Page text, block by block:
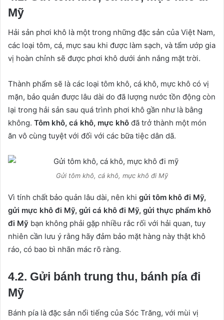
Mỹ
Hải sản phơi khô là một trong những đặc sản của Việt Nam,
các loại tôm, cá, mực sau khi được làm sạch, và tẩm ướp gia
vị hoàn chỉnh sẽ được phơi khô dưới ánh nắng mặt trời.
Thành phẩm sẽ là các loại tôm khô, cá khô, mực khô có vị
mặn, bảo quản được lâu dài do đã lượng nước tồn động còn
lại trong hải sản sau quá trình phơi khô gần như là bằng
không. Tôm khô, cá khô, mực khô đã trở thành một món
ăn vô cùng tuyệt với đối với các bữa tiệc dân dã.
Gửi tôm khô, cá khô, mực khô đi Mỹ
Vì tính chất bảo quản lâu dài, nên khi gửi tôm khô đi Mỹ,
gửi mực khô đi Mỹ, gửi cá khô đi Mỹ, gửi thực phẩm khô
đi Mỹ bạn không phải gặp nhiều rắc rối với hải quan, tuy
nhiên cần lưu ý rằng hãy đảm bảo mặt hàng này thật khô
ráo, có bao bì nhãn mác rõ ràng.
4.2. Gửi bánh trung thu, bánh pía đi
Mỹ
Bánh pía là đặc sản nổi tiếng của Sóc Trăng, với mùi vị